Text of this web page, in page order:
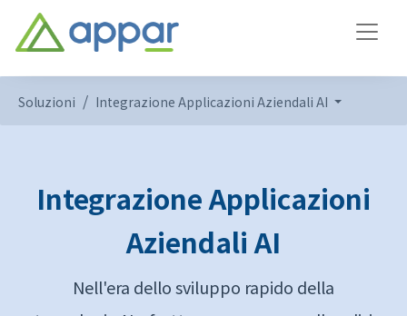
Soluzioni Integrazione Applicazioni Aziendali AI
Integrazione Applicazioni
Aziendali AI
Nell'era dello sviluppo rapido della